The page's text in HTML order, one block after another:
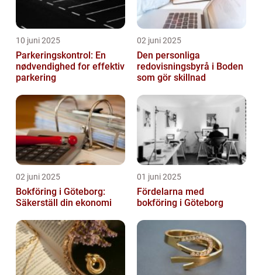
10 juni 2025
Parkeringskontrol: En
nødvendighed for effektiv
parkering
02 juni 2025
Den personliga
redovisningsbyrå i Boden
som gör skillnad
02 juni 2025
Bokföring i Göteborg:
Säkerställ din ekonomi
01 juni 2025
Fördelarna med
bokföring i Göteborg